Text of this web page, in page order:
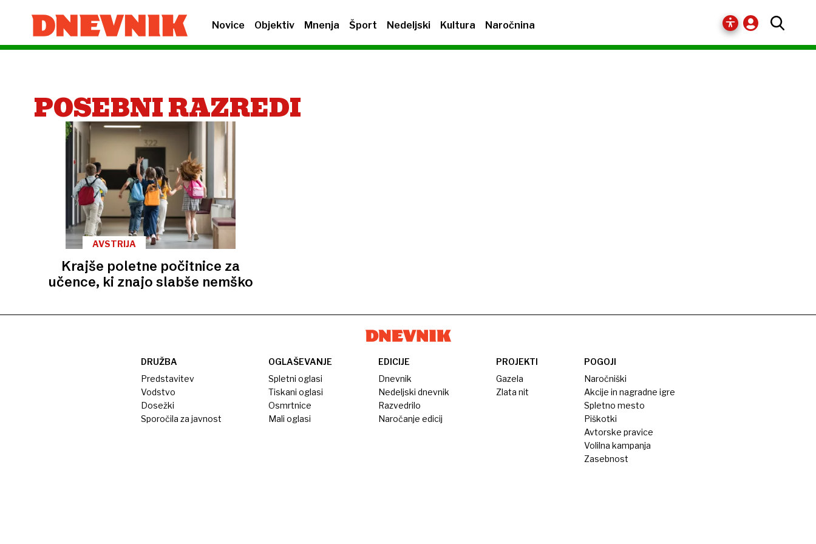
Novice Objektiv Mnenja Šport Nedeljski Kultura Naročnina
POSEBNI RAZREDI
AVSTRIJA
Krajše poletne počitnice za
učence, ki znajo slabše nemško
DRUŽBA
Predstavitev
Vodstvo
Dosežki
Sporočila za javnost
OGLAŠEVANJE
Spletni oglasi
Tiskani oglasi
Osmrtnice
Mali oglasi
EDICIJE
Dnevnik
Nedeljski dnevnik
Razvedrilo
Naročanje edicij
PROJEKTI
Gazela
Zlata nit
POGOJI
Naročniški
Akcije in nagradne igre
Spletno mesto
Piškotki
Avtorske pravice
Volilna kampanja
Zasebnost